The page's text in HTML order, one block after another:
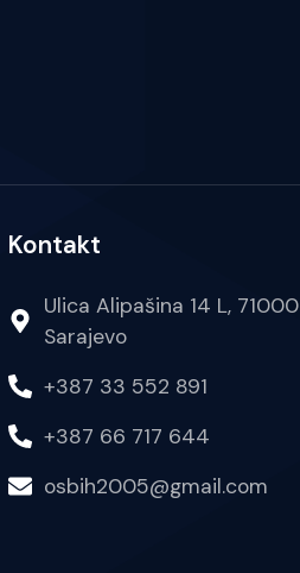
Kontakt
Ulica Alipašina 14 L, 71000
Sarajevo
+387 33 552 891
+387 66 717 644
osbih2005@gmail.com